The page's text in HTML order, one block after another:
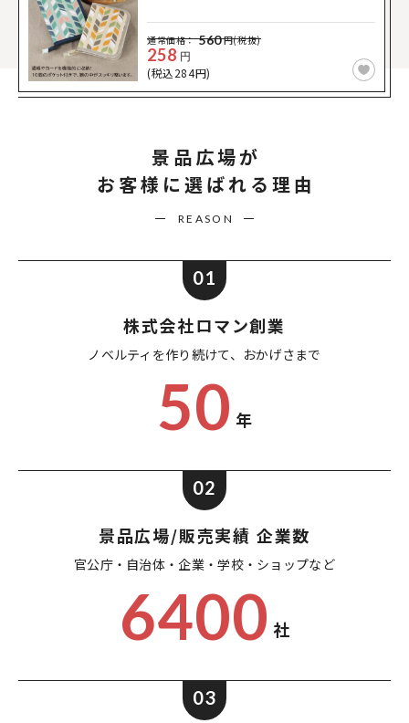
通常価格： 560円(税抜)
258 円
(税込284円)
景品広場が
お客様に選ばれる理由
REASON
01
株式会社ロマン創業
ノベルティを作り続けて、 おかげさまで
50 年
02
景品広場/販売実績 企業数
官公庁・自治体・企業・学校・ショップなど
6400 社
03